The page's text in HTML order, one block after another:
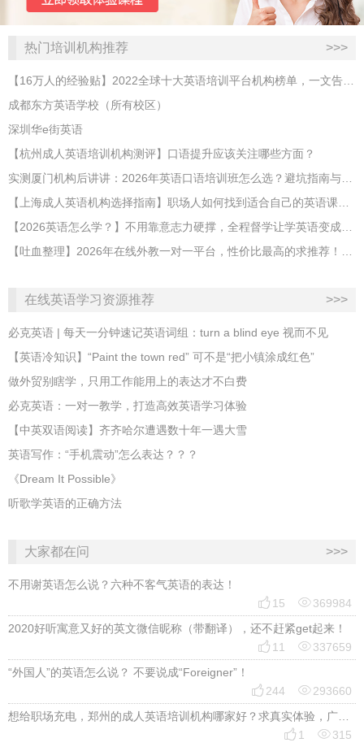
热门培训机构推荐 >>>
【16万人的经验贴】2022全球十大英语培训平台机构榜单，一文告诉你
成都东方英语学校（所有校区）
深圳华e街英语
【杭州成人英语培训机构测评】口语提升应该关注哪些方面？
实测厦门机构后讲讲：2026年英语口语培训班怎么选？避坑指南与高效学习新范式
【上海成人英语机构选择指南】职场人如何找到适合自己的英语课程？
【2026英语怎么学？】不用靠意志力硬撑，全程督学让学英语变成日常习惯
【吐血整理】2026年在线外教一对一平台，性价比最高的求推荐！哪家效果好？
在线英语学习资源推荐 >>>
必克英语 | 每天一分钟速记英语词组：turn a blind eye 视而不见
​【英语冷知识】“Paint the town red” 可不是“把小镇涂成红色”
做外贸别瞎学，只用工作能用上的表达才不白费
必克英语：一对一教学，打造高效英语学习体验
【中英双语阅读】齐齐哈尔遭遇数十年一遇大雪
英语写作：“手机震动”怎么表达？？？
《Dream It Possible》
听歌学英语的正确方法
大家都在问 >>>
不用谢英语怎么说？六种不客气英语的表达！
 15 369984
2020好听寓意又好的英文微信昵称（带翻译），还不赶紧get起来！
 11 337659
“外国人”的英语怎么说？ 不要说成“Foreigner”！
 244 293660
想给职场充电，郑州的成人英语培训机构哪家好？求真实体验，广告勿扰，感谢！
 1 315